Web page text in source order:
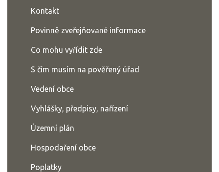
Kontakt
Povinně zveřejňované informace
Co mohu vyřídit zde
S čím musím na pověřený úřad
Vedení obce
Vyhlášky, předpisy, nařízení
Územní plán
Hospodaření obce
Poplatky